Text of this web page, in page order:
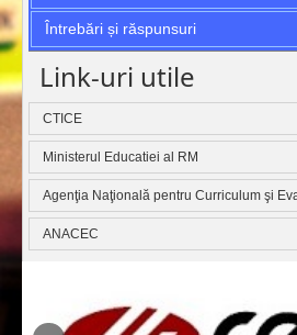
Întrebări și răspunsuri
Link-uri utile
CTICE
Ministerul Educatiei al RM
Agenţia Naţională pentru Curriculum şi
ANACEC